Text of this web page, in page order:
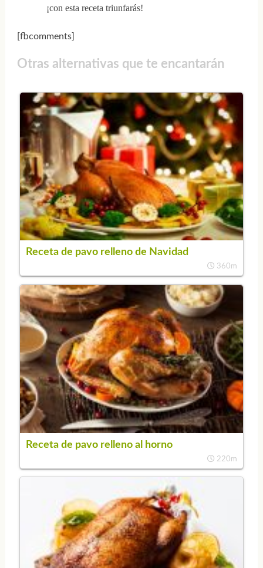
¡con esta receta triunfarás!
[fbcomments]
Otras alternativas que te encantarán
Receta de pavo relleno de Navidad
360m
Receta de pavo relleno al horno
220m